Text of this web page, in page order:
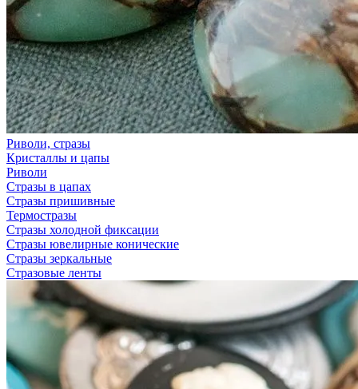
Риволи, стразы
Кристаллы и цапы
Риволи
Стразы в цапах
Стразы пришивные
Термостразы
Стразы холодной фиксации
Стразы ювелирные конические
Стразы зеркальные
Стразовые ленты